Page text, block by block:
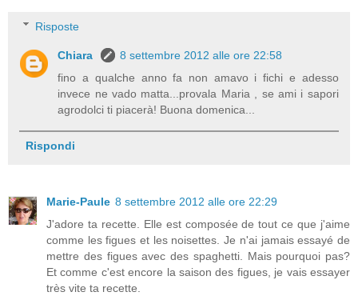
Risposte
Chiara
8 settembre 2012 alle ore 22:58
fino a qualche anno fa non amavo i fichi e adesso
invece ne vado matta...provala Maria , se ami i sapori
agrodolci ti piacerà! Buona domenica...
Rispondi
Marie-Paule 8 settembre 2012 alle ore 22:29
J'adore ta recette. Elle est composée de tout ce que j'aime
comme les figues et les noisettes. Je n'ai jamais essayé de
mettre des figues avec des spaghetti. Mais pourquoi pas?
Et comme c'est encore la saison des figues, je vais essayer
très vite ta recette.